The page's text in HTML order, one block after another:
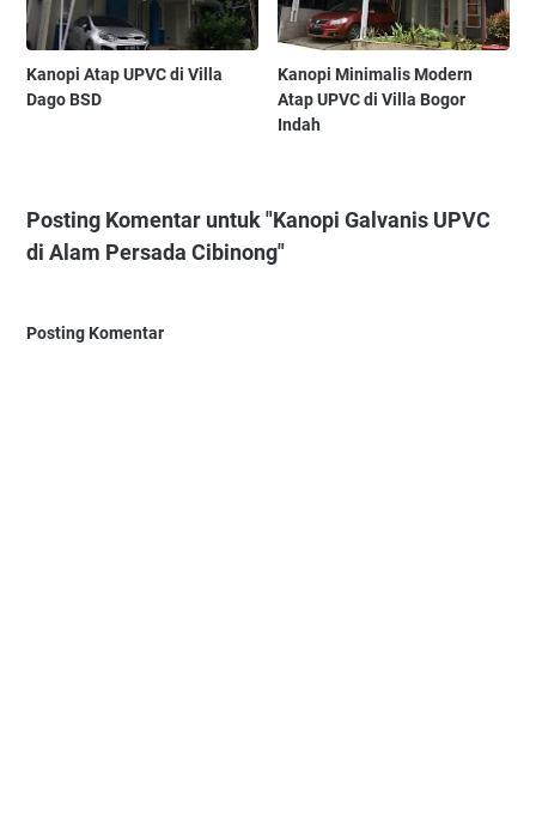
Kanopi Atap UPVC di Villa
Dago BSD
Kanopi Minimalis Modern
Atap UPVC di Villa Bogor
Indah
Posting Komentar untuk "Kanopi Galvanis UPVC
di Alam Persada Cibinong"
Posting Komentar